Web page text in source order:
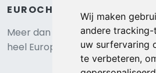
Wij maken
andere
uw surfervaring
te verbeteren,
Chalet 550
Sint Maarten, Noord-Holland,